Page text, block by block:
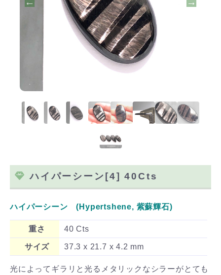
ハイパーシーン[4] 40Cts
ハイパーシーン (Hypertshene, 紫蘇輝石)
重さ 40 Cts
サイズ 37.3 x 21.7 x 4.2 mm
光によってギラリと光るメタリックなシラーがとても